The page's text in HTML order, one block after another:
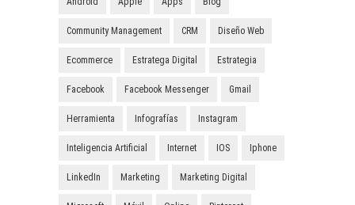
Community Management CRM Diseño Web
Ecommerce Estratega Digital Estrategia
Facebook Facebook Messenger Gmail
Herramienta Infografías Instagram
Inteligencia Artificial Internet IOS Iphone
LinkedIn Marketing Marketing Digital